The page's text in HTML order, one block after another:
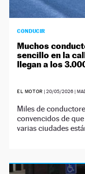
CONDUCIR
Muchos
sencillo en la
llegan a los
EL MOTOR |20/05/2026 |
Miles de
convencidos de
varias ciudades